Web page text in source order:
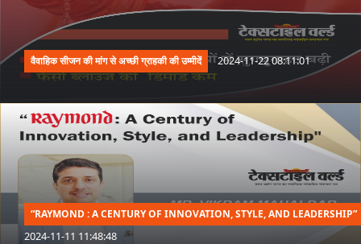
वैवाहिक सीजन की मांग से अच्छी ग्राहकी की उम्मीदें 2024-11-22 08:11:01
“RAYMOND : A CENTURY OF INNOVATION, STYLE, AND LEADERSHIP”
2024-11-11 11:48:48